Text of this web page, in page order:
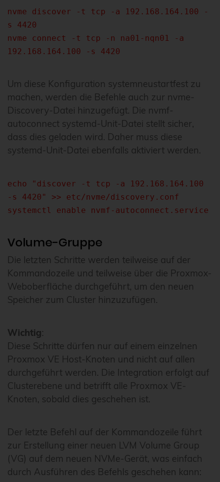
nvme discover -t tcp -a 192.168.164.100 -
s 4420
nvme connect -t tcp -n na01-nqn01 -a
192.168.164.100 -s 4420
Um diese Konfiguration systemneustartfest zu
machen, werden die Befehle auch zur nvme-
Discovery-Datei hinzugefügt. Die nvmf-
autoconnect systemd-Unit-Datei stellt sicher,
dass dies geladen wird. Daher muss diese
systemd-Unit-Datei ebenfalls aktiviert werden.
echo "discover -t tcp -a 192.168.164.100
-s 4420" >> etc/nvme/discovery.conf
systemctl enable nvmf-autoconnect.service
Volume-Gruppe
Die letzten Schritte werden teilweise auf der
Kommandozeile und teilweise über die Proxmox-
Weboberfläche durchgeführt, um den neuen
Speicher zum Cluster hinzuzufügen.
Wichtig:
Diese Schritte dürfen nur auf einem einzelnen
Proxmox VE Host-Knoten und nicht auf allen
durchgeführt werden. Die Integration erfolgt auf
Clusterebene und betrifft alle Proxmox VE-
Knoten, sobald dies geschehen ist.
Der letzte Befehl auf der Kommandozeile führt
zur Erstellung einer neuen LVM Volume Group
(VG) auf dem neuen NVMe-Gerät, was einfach
durch Ausführen des Befehls geschehen kann: